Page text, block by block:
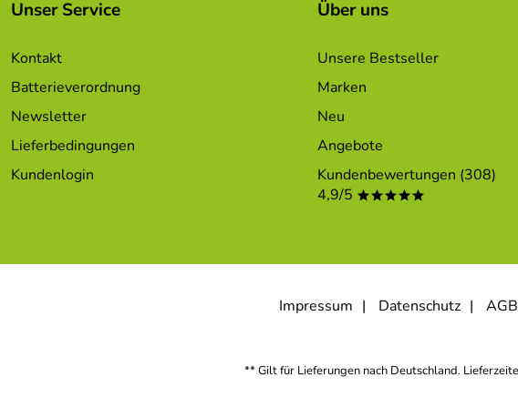
Unser Service
Kontakt
Batterieverordnung
Newsletter
Lieferbedingungen
Kundenlogin
Über uns
Unsere Bestseller
Marken
Neu
Angebote
Kundenbewertungen (308)
4,9/5 *****
Impressum Datenschutz AGB
** Gilt für Lieferungen nach Deutschland.